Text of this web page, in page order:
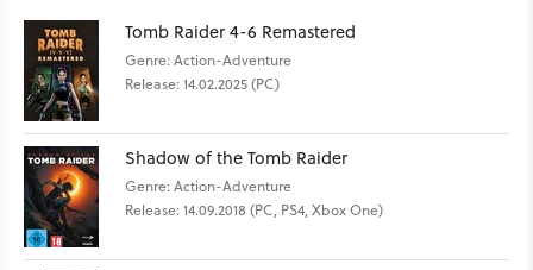
Tomb Raider 4-6 Remastered
Genre: Action-Adventure
Release: 14.02.2025 (PC)
Shadow of the Tomb Raider
Genre: Action-Adventure
Release: 14.09.2018 (PC, PS4, Xbox One)